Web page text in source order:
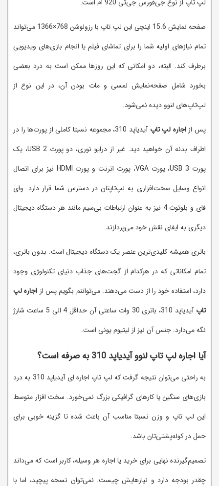
لپ تاپ از نوع جی‌فورس جی‌تی 920 ام است.
صفحه نمایش 15.6 اینچی این لپ تاپ با رزولوشن 768×1366 می‌تواند
تمام نیازهای اولیه شما را برای تماشای فیلم یا انجام بازی‌های ویدیویی
برطرف کند. البته، دو امکانی که این روزها ممکن است به درد بعضی
بخورد شامل صفحه‌نمایش لمسی و مات بودن آن، در این نوع از
لپ‌تاپ‌های لنوو دیده نمی‌شود.
پس ازاجاره لپ تاپ
آیدیاپد 310، مجموعه نسبتا کاملی از پورت‌ها را در
اطراف بدنه آن خواهید دید. غیر از درایو نوری، دو پورت USB 2، یک
پورت USB 3، پورت VGA، پورت اترنت و پورت HDMI نیز برای اتصال
انواع وسایل سخت‌افزاری به لپ‌تاپتان در دسترس شما قرار دارد. وای
فای و بلوتوث 4 نیز به عنوان ارتباطات بی‌سیم مانند هر دستگاه دیجیتال
دیگری به ایفای نقش خود می‌پردازند.
باتری همیشه کلیدی‌ترین عنصر یک دستگاه دیجیتال است. بدون باتری،
تمام امکاناتی که در هرکدام از گجت‌های جذاب دنیای تکنولوژی وجود
دارد، استفاده خود را از دست می‌دهند. می‌تواننم بگویم پس از اجاره لپ
تاپ
آیدیاپد 310، باتری 30 وات ساعتی آن حداقل 4 الی 5 ساعت شارژ
نگه می‌دارد. جنس آن نیز از لیتیوم یونی است.
آیا اجاره لپ تاپ لنوو آیدیاپد 310 به صرفه است؟
به راحتی می‌توان نتیجه گرفت که لپ تاپ اجاره ای آیدیاپد 310 به درد
بازی‌های سنگین یا کارهای گرافیکی بزرگ نمی‌خورد. سخت افزار متوسط
این لپ تاپ و وزن نسبتا مناسب آن باعث شده تا گزینه خوبی برای
حمل در کوله‌پشتی‌تان باشد.
تصمیم‌گیرنده نهایی برای خرید یا اجاره هر وسیله، کاربر است که می‌داند
چقدر بودجه دارد و نیازهایش چیست. نمی‌توان نسخه پیچید، اما با